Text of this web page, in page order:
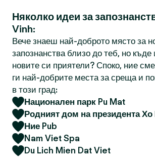
Няколко идеи за
Vinh:
Вече знаеш най-доброто място за
запознанства близо до теб, но
новите си приятели? Споко, ние
ги най-добрите места за среща и
в този град:
Национален парк Pu Mat
Родният дом на президента
Ние Pub
Nam Viet Spa
Du Lich Mien Dat Viet